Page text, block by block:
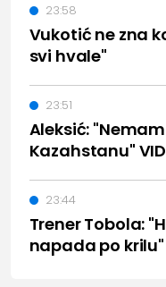
Vukotić ne zna
svi hvale"
23:58
Aleksić:
Kazahstanu"
23:51
Trener Tobola:
napada po krilu"
23:44